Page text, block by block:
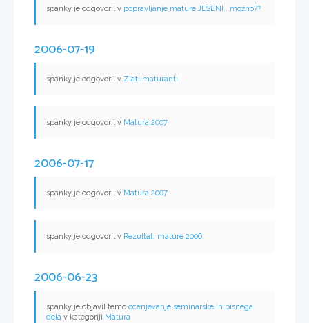
spanky je odgovoril v popravljanje mature JESENI...možno??
2006-07-19
spanky je odgovoril v Zlati maturanti
spanky je odgovoril v Matura 2007
2006-07-17
spanky je odgovoril v Matura 2007
spanky je odgovoril v Rezultati mature 2006
2006-06-23
spanky je objavil temo ocenjevanje seminarske in pisnega
dela v kategoriji Matura